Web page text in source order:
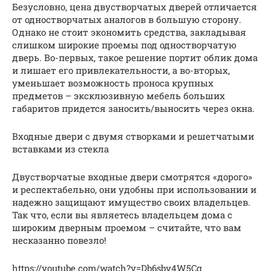
Безусловно, цена двустворчатых дверей отличается
от одностворчатых аналогов в большую сторону.
Однако не стоит экономить средства, закладывая
слишком широкие проемы под одностворчатую
дверь. Во-первых, такое решение портит облик дома
и лишает его привлекательности, а во-вторых,
уменьшает возможность проноса крупных
предметов – эксклюзивную мебель больших
габаритов придется заносить/выносить через окна.
Входные двери с двумя створками и решетчатыми
вставками из стекла
Двустворчатые входные двери смотрятся «дорого»
и респектабельно, они удобны при использовании и
надежно защищают имущество своих владельцев.
Так что, если вы являетесь владельцем дома с
широким дверным проемом – считайте, что вам
несказанно повезло!
https://youtube.com/watch?v=Db6sbv4W5Cg